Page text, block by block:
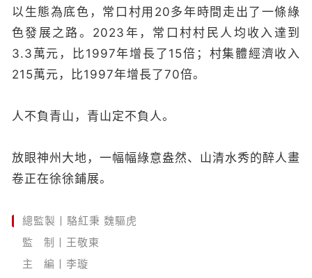
以生態為底色，常口村用20多年時間走出了一條綠
色發展之路。2023年，常口村村民人均收入達到
3.3萬元，比1997年增長了15倍；村集體經濟收入
215萬元，比1997年增長了70倍。
人不負青山，青山定不負人。
放眼神州大地，一幅幅綠意盎然、山清水秀的醉人畫
卷正在徐徐鋪展。
總監製丨駱紅秉 魏驅虎
監 制丨王敬東
主 編丨李璇